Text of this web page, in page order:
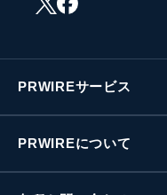
PRWIREサービス
PRWIREについて